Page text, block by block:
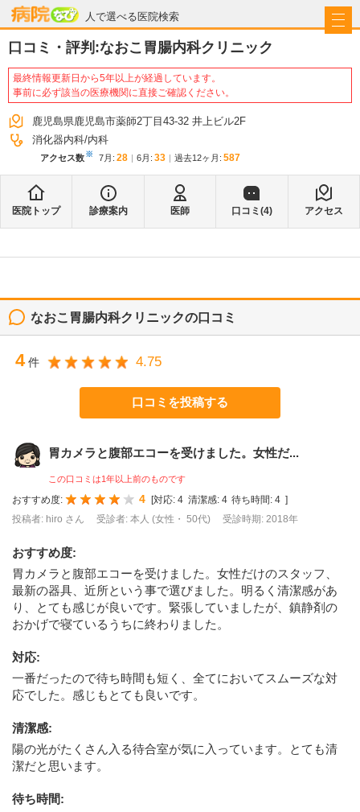
人で選べる医院検索
病院なび
口コミ・評判:なおこ胃腸内科クリニック
最終情報更新日から5年以上が経過しています。
事前に必ず該当の医療機関に直接ご確認ください。
鹿児島県鹿児島市薬師2丁目43-32 井上ビル2F
消化器内科 内科
アクセス数※ 7月 : 28 6月 : 33 過去12ヶ月: 587
医院トップ 診療案内 医師 口コミ(4) アクセス
なおこ胃腸内科クリニックの口コミ
4 件 4.75
口コミを投稿する
胃カメラと腹部エコーを受けました。女性だ...
この口コミは1年以上前のものです
おすすめ度: 4 [対応: 4 清潔感: 4 待ち時間: 4 ]
投稿者: hiro さん
受診者: 本人 (女性・ 50代) 受診時期: 2018年
おすすめ度:
胃カメラと腹部エコーを受けました。女性だけのスタッフ、
最新の器具、近所という事で選びました。明るく清潔感があ
り、とても感じが良いです。緊張していましたが、鎮静剤の
おかげで寝ているうちに終わりました。
対応:
一番だったので待ち時間も短く、全てにおいてスムーズな対
応でした。感じもとても良いです。
清潔感:
陽の光がたくさん入る待合室が気に入っています。とても清
潔だと思います。
待ち時間: